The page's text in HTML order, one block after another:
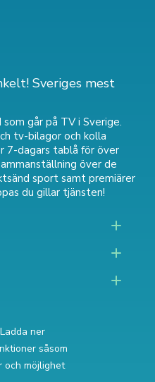
Sveriges mest
går på TV i Sverige.
tv-bilagor och kolla
7-dagars tablå för över
över de
sport samt premiärer
du gillar tjänsten!
ner
såsom
och möjlighet